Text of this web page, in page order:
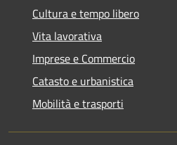
Cultura e tempo libero
Vita lavorativa
Imprese e Commercio
Catasto e urbanistica
Mobilità e trasporti